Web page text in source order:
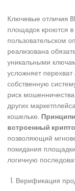
Ключевые отличия
площадок кроются в
пользовательском
реализована
уникальными
усложняет
собственную
риск
других
кошельке.
встроенный
позволяющий
покидания
логичную
Верификация